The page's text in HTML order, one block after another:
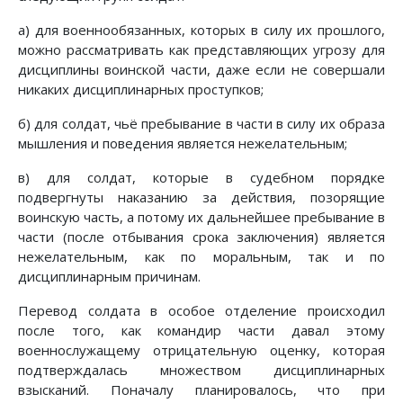
а) для военнообязанных, которых в силу их прошлого,
можно рассматривать как представляющих угрозу для
дисциплины воинской части, даже если не совершали
никаких дисциплинарных проступков;
б) для солдат, чьё пребывание в части в силу их образа
мышления и поведения является нежелательным;
в) для солдат, которые в судебном порядке
подвергнуты наказанию за действия, позорящие
воинскую часть, а потому их дальнейшее пребывание в
части (после отбывания срока заключения) является
нежелательным, как по моральным, так и по
дисциплинарным причинам.
Перевод солдата в особое отделение происходил
после того, как командир части давал этому
военнослужащему отрицательную оценку, которая
подтверждалась множеством дисциплинарных
взысканий. Поначалу планировалось, что при